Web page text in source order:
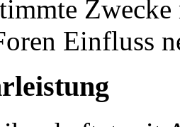
Zwecke
Einfluss